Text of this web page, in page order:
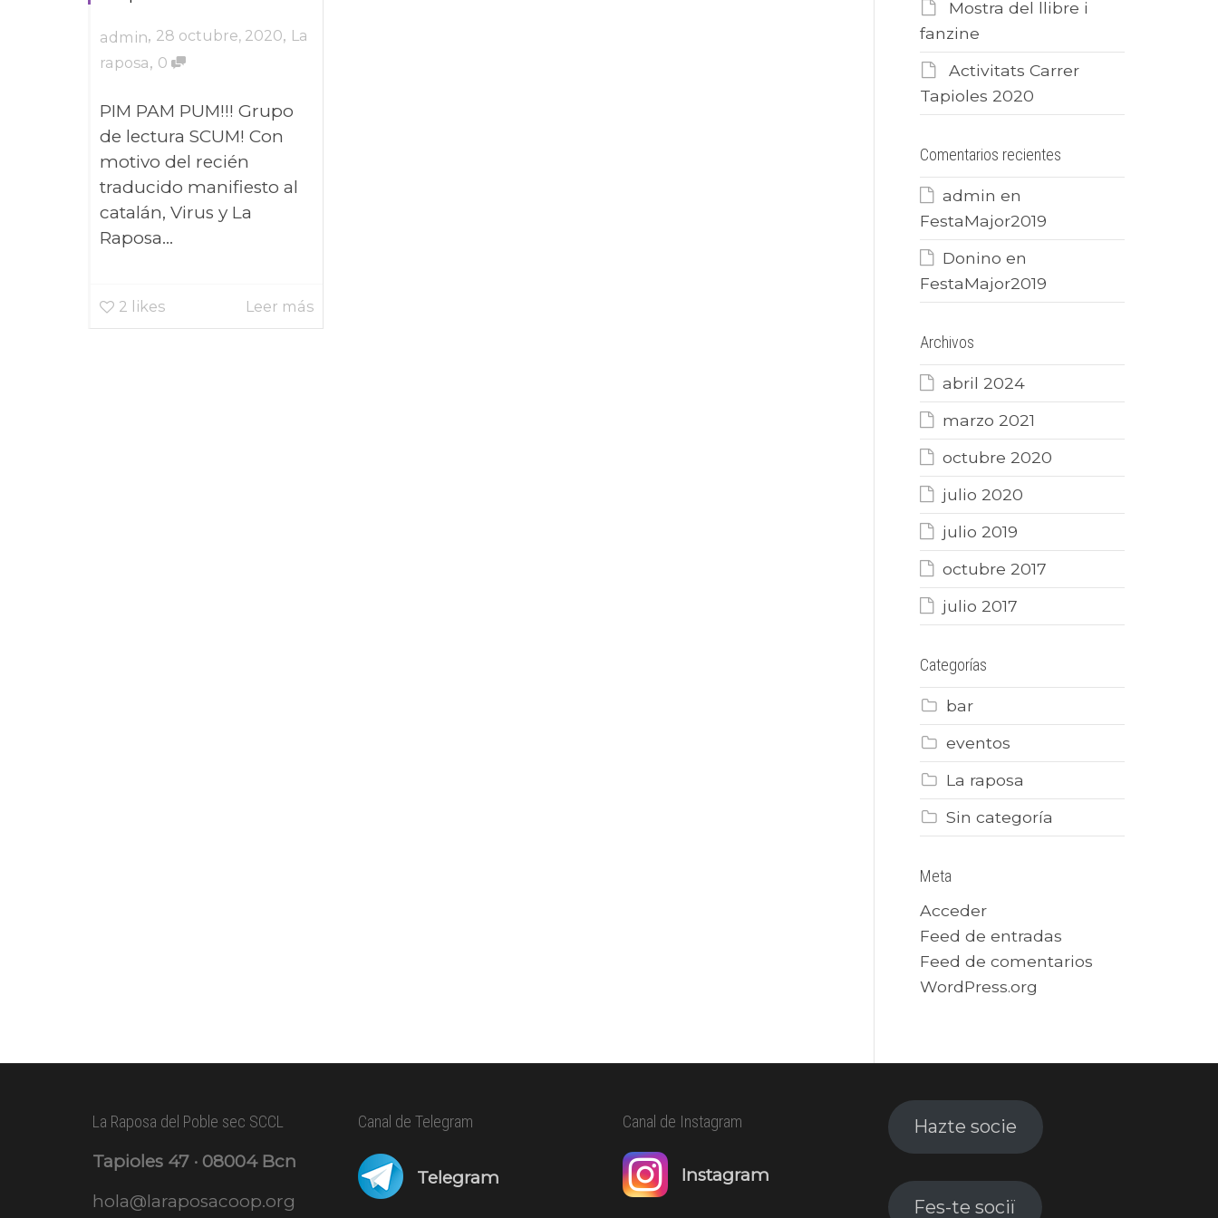
admin, 28 octubre, 2020, La
raposa, 0
PIM PAM PUM!!! Grupo
de lectura SCUM! Con
motivo del recién
traducido manifiesto al
catalán, Virus y La
Raposa...
2 likes Leer más
Mostra del llibre i
fanzine
Activitats Carrer
Tapioles 2020
Comentarios recientes
admin en
FestaMajor2019
Donino en
FestaMajor2019
Archivos
abril 2024
marzo 2021
octubre 2020
julio 2020
julio 2019
octubre 2017
julio 2017
Categorías
bar
eventos
La raposa
Sin categoría
Meta
Acceder
Feed de entradas
Feed de comentarios
WordPress.org
La Raposa del Poble sec SCCL
Tapioles 47 · 08004 Bcn
hola@laraposacoop.org
Canal de Telegram
Telegram
Canal de Instagram
Instagram
Hazte socie
Fes-te sociï